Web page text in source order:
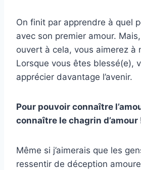
On finit par apprendre à quel
avec son premier amour.
ouvert à cela, vous aimerez à
Lorsque vous êtes blessé(e),
apprécier davantage l’avenir.
Pour pouvoir connaître
connaître le chagrin d’amour
Même si j’aimerais que les
ressentir de déception